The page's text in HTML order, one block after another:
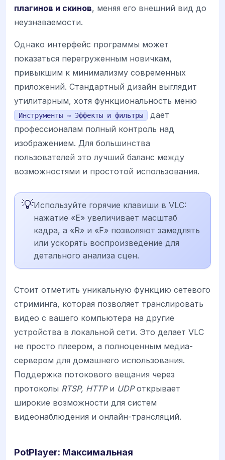
плагинов и скинов, меняя его внешний вид до
неузнаваемости.
Однако интерфейс программы может
показаться перегруженным новичкам,
привыкшим к минимализму современных
приложений. Стандартный дизайн выглядит
утилитарным, хотя функциональность меню
Инструменты → Эффекты и фильтры
дает
профессионалам полный контроль над
изображением. Для большинства
пользователей это лучший баланс между
возможностями и простотой использования.
💡Используйте горячие клавиши в VLC:
нажатие «E» увеличивает масштаб
кадра, а «R» и «F» позволяют замедлять
или ускорять воспроизведение для
детального анализа сцен.
Стоит отметить уникальную функцию сетевого
стриминга, которая позволяет транслировать
видео с вашего компьютера на другие
устройства в локальной сети. Это делает VLC
не просто плеером, а полноценным медиа-
сервером для домашнего использования.
Поддержка потокового вещания через
протоколы RTSP, HTTPи UDPоткрывает
широкие возможности для систем
видеонаблюдения и онлайн-трансляций.
PotPlayer: Максимальная